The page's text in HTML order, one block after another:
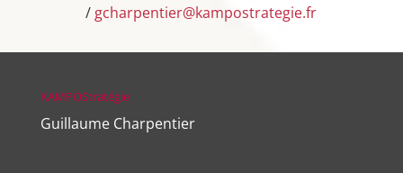
/ gcharpentier@kampostrategie.fr
KAMPOStratégie
Guillaume Charpentier